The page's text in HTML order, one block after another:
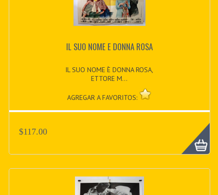
IL SUO NOME E DONNA ROSA
IL SUO NOME È DONNA ROSA,
ETTORE M...
AGREGAR A FAVORITOS:
$117.00